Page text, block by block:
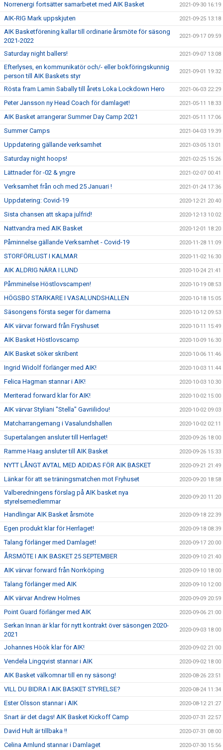
Norrenergi fortsätter samarbetet med AIK Basket 2021-09-30 16:19
AIK-RIG Mark uppskjuten 2021-09-25 13:18
AIK Basketförening kallar till ordinarie årsmöte för säsong
2021-2022
2021-09-17 09:59
Saturday night ballers! 2021-09-07 13:08
Efterlyses, en kommunikatör och/- eller bokföringskunnig
person till AIK Baskets styr
2021-09-01 19:32
Rösta fram Lamin Sabally till årets Loka Lockdown Hero 2021-06-03 22:29
Peter Jansson ny Head Coach för damlaget! 2021-05-11 18:33
AIK Basket arrangerar Summer Day Camp 2021 2021-05-11 17:06
Summer Camps 2021-04-03 19:39
Uppdatering gällande verksamhet 2021-03-05 13:01
Saturday night hoops! 2021-02-25 15:26
Lättnader för -02 & yngre 2021-02-07 00:41
Verksamhet från och med 25 Januari ! 2021-01-24 17:36
Uppdatering: Covid-19 2020-12-21 20:40
Sista chansen att skapa julfrid! 2020-12-13 10:02
Nattvandra med AIK Basket 2020-12-01 18:20
Påminnelse gällande Verksamhet - Covid-19 2020-11-28 11:09
STORFÖRLUST I KALMAR 2020-11-02 16:30
AIK ALDRIG NÄRA I LUND 2020-10-24 21:41
Påmminelse Höstlovscampen! 2020-10-19 08:53
HÖGSBO STARKARE I VASALUNDSHALLEN 2020-10-18 15:05
Säsongens första seger för damerna 2020-10-12 09:53
AIK värvar forward från Fryshuset 2020-10-11 15:49
AIK Basket Höstlovscamp 2020-10-09 16:30
AIK Basket söker skribent 2020-10-06 11:46
Ingrid Widolf förlänger med AIK! 2020-10-03 11:44
Felica Hagman stannar i AIK! 2020-10-03 10:30
Meriterad forward klar för AIK! 2020-10-02 15:00
AIK värvar Styliani "Stella" Gavriilidou! 2020-10-02 09:03
Matcharrangemang i Vasalundshallen 2020-10-02 02:11
Supertalangen ansluter till Herrlaget! 2020-09-26 18:00
Ramme Haag ansluter till AIK Basket 2020-09-26 15:33
NYTT LÅNGT AVTAL MED ADIDAS FÖR AIK BASKET 2020-09-21 21:49
Länkar för att se träningsmatchen mot Fryhuset 2020-09-20 18:58
Valberedningens förslag på AIK basket nya
styrelsemedlemmar
2020-09-20 11:20
Handlingar AIK Basket årsmöte 2020-09-18 22:39
Egen produkt klar för Herrlaget! 2020-09-18 08:39
Talang förlänger med Damlaget! 2020-09-17 20:00
ÅRSMÖTE I AIK BASKET 25 SEPTEMBER 2020-09-10 21:40
AIK värvar forward från Norrköping 2020-09-10 18:00
Talang förlänger med AIK 2020-09-10 12:00
AIK värvar Andrew Holmes 2020-09-09 20:59
Point Guard förlänger med AIK 2020-09-06 21:00
Serkan Innan är klar för nytt kontrakt över säsongen 2020-
2021
2020-09-03 18:00
Johannes Höök klar för AIK! 2020-09-02 21:00
Vendela Lingqvist stannar i AIK 2020-09-02 18:00
AIK Basket välkomnar till en ny säsong! 2020-08-26 23:51
VILL DU BIDRA I AIK BASKET STYRELSE? 2020-08-24 11:34
Ester Olsson stannar i AIK 2020-08-12 21:27
Snart är det dags! AIK Basket Kickoff Camp 2020-07-31 22:57
David Hult är tillbaka !! 2020-07-31 08:00
Celina Arnlund stannar i Damlaget 2020-07-30 15:56